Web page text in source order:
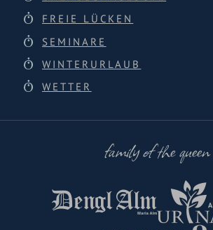
FREIE LÜCKEN
SEMINARE
WINTERURLAUB
WETTER
family of the queen